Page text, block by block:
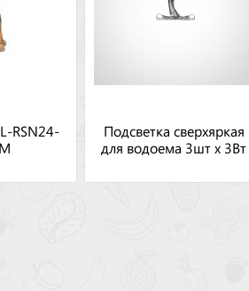
RSN24-
Подсветка сверхяркая
для водоема 3шт х 3Вт